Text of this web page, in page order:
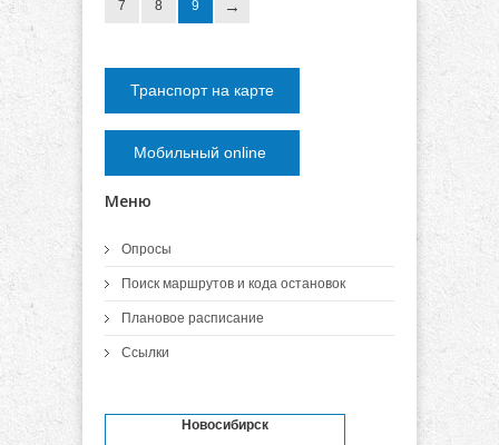
7 8 9
Транспорт на карте
Мобильный online
Меню
Опросы
Поиск маршрутов и кода остановок
Плановое расписание
Ссылки
Новосибирск